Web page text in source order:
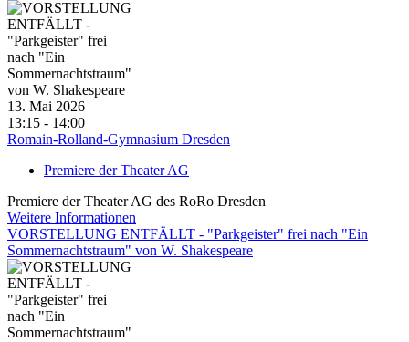
13. Mai 2026
13:15 - 14:00
Romain-Rolland-Gymnasium Dresden
Premiere der Theater AG
Premiere der Theater AG des RoRo Dresden
Weitere Informationen
VORSTELLUNG ENTFÄLLT - "Parkgeister" frei nach "Ein
Sommernachtstraum" von W. Shakespeare